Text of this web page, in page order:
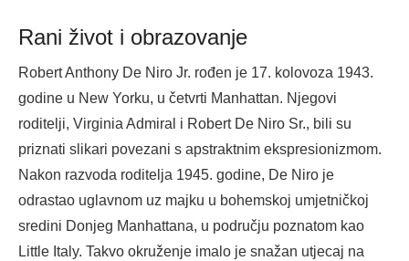
Rani život i obrazovanje
Robert Anthony De Niro Jr. rođen je 17. kolovoza 1943.
godine u New Yorku, u četvrti Manhattan. Njegovi
roditelji, Virginia Admiral i Robert De Niro Sr., bili su
priznati slikari povezani s apstraktnim ekspresionizmom.
Nakon razvoda roditelja 1945. godine, De Niro je
odrastao uglavnom uz majku u bohemskoj umjetničkoj
sredini Donjeg Manhattana, u području poznatom kao
Little Italy. Takvo okruženje imalo je snažan utjecaj na